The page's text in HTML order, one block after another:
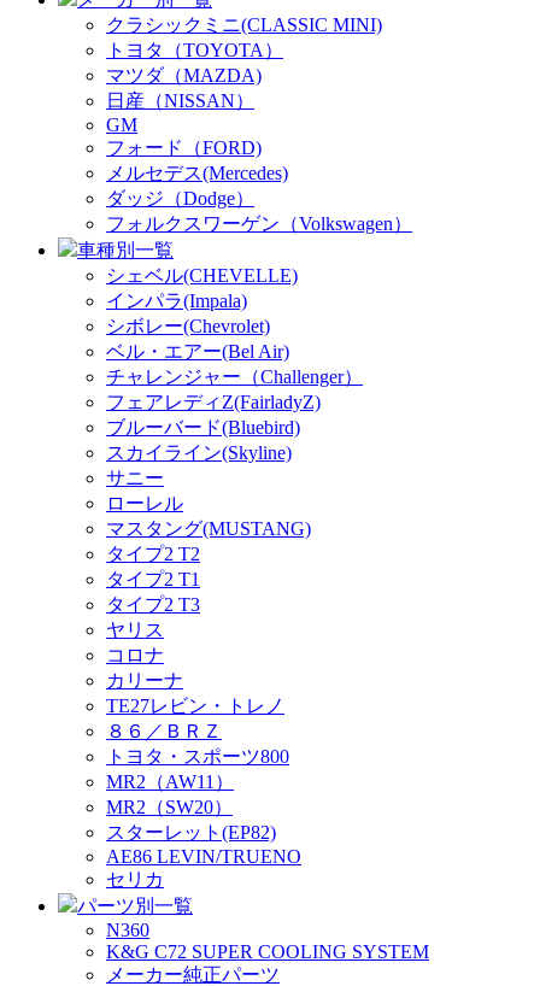
クラシックミニ(CLASSIC MINI)
トヨタ（TOYOTA）
マツダ（MAZDA)
日産（NISSAN）
GM
フォード（FORD)
メルセデス(Mercedes)
ダッジ（Dodge）
フォルクスワーゲン（Volkswagen）
車種別一覧
シェベル(CHEVELLE)
インパラ(Impala)
シボレー(Chevrolet)
ベル・エアー(Bel Air)
チャレンジャー（Challenger）
フェアレディZ(FairladyZ)
ブルーバード(Bluebird)
スカイライン(Skyline)
サニー
ローレル
マスタング(MUSTANG)
タイプ2 T2
タイプ2 T1
タイプ2 T3
ヤリス
コロナ
カリーナ
TE27レビン・トレノ
８６／ＢＲＺ
トヨタ・スポーツ800
MR2（AW11）
MR2（SW20）
スターレット(EP82)
AE86 LEVIN/TRUENO
セリカ
パーツ別一覧
N360
K&G C72 SUPER COOLING SYSTEM
メーカー純正パーツ